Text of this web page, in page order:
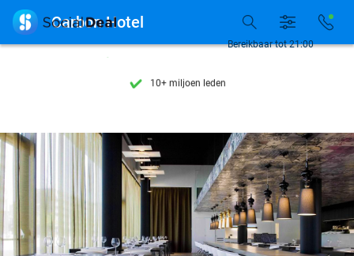
7 dagen per week beschikbaar
7 dagen per week beschikbaar
10+ miljoen leden
Bereikbaar tot 21:00
 Carbon Hotel